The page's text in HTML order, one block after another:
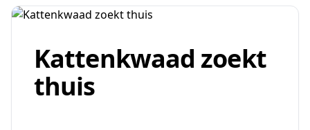
Kattenkwaad zoekt
thuis